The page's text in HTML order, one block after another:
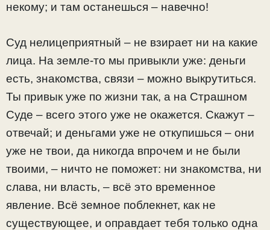
некому; и там останешься – навечно!
Суд нелицеприятный – не взирает ни на какие
лица. На земле-то мы привыкли уже: деньги
есть, знакомства, связи – можно выкрутиться.
Ты привык уже по жизни так, а на Страшном
Суде – всего этого уже не окажется. Скажут –
отвечай; и деньгами уже не откупишься – они
уже не твои, да никогда впрочем и не были
твоими, – ничто не поможет: ни знакомства, ни
слава, ни власть, – всё это временное
явление. Всё земное поблекнет, как не
существующее, и оправдает тебя только одна